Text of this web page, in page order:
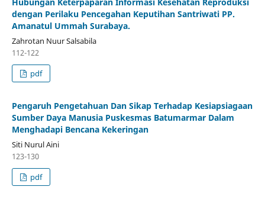
dengan Perilaku Pencegahan Keputihan Santriwati PP.
Amanatul Ummah Surabaya.
Zahrotan Nuur Salsabila
112-122
pdf
Pengaruh Pengetahuan Dan Sikap Terhadap Kesiapsiagaan
Sumber Daya Manusia Puskesmas Batumarmar Dalam
Menghadapi Bencana Kekeringan
Siti Nurul Aini
123-130
pdf